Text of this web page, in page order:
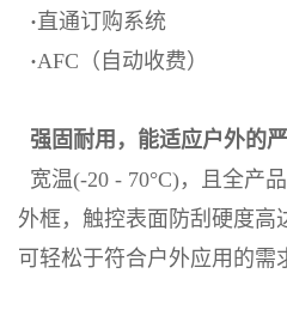
·直通订购系统
·AFC（自动收费）
强固耐用，能适应户外的
宽温(-20 - 70°C)，且全产
外框，触控表面防刮硬度高
可轻松于符合户外应用的需